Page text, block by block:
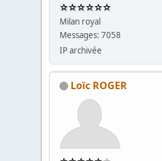
Milan royal
Messages: 7058
IP archivée
Loïc ROGER